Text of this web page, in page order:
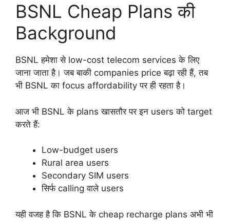
BSNL Cheap Plans की
Background
BSNL हमेशा से low-cost telecom services के लिए
जाना जाता है। जब बाकी companies price बढ़ा रही हैं, तब
भी BSNL का focus affordability पर ही रहता है।
आज भी BSNL के plans खासतौर पर इन users को target
करते हैं:
Low-budget users
Rural area users
Secondary SIM users
सिर्फ calling वाले users
यही वजह है कि BSNL के cheap recharge plans अभी भी